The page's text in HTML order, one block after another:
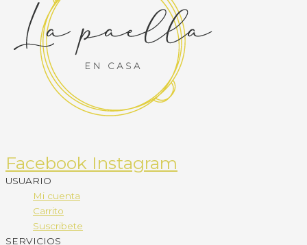
Facebook Instagram
USUARIO
Mi cuenta
Carrito
Suscribete
SERVICIOS